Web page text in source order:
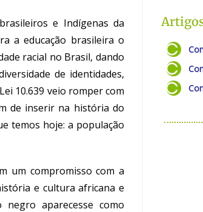
e Indígenas da
a educação brasileira o
racial no Brasil, dando
de identidades,
10.639 veio romper com
de inserir na história do
temos hoje: a população
um compromisso com a
e cultura africana e
aparecesse como